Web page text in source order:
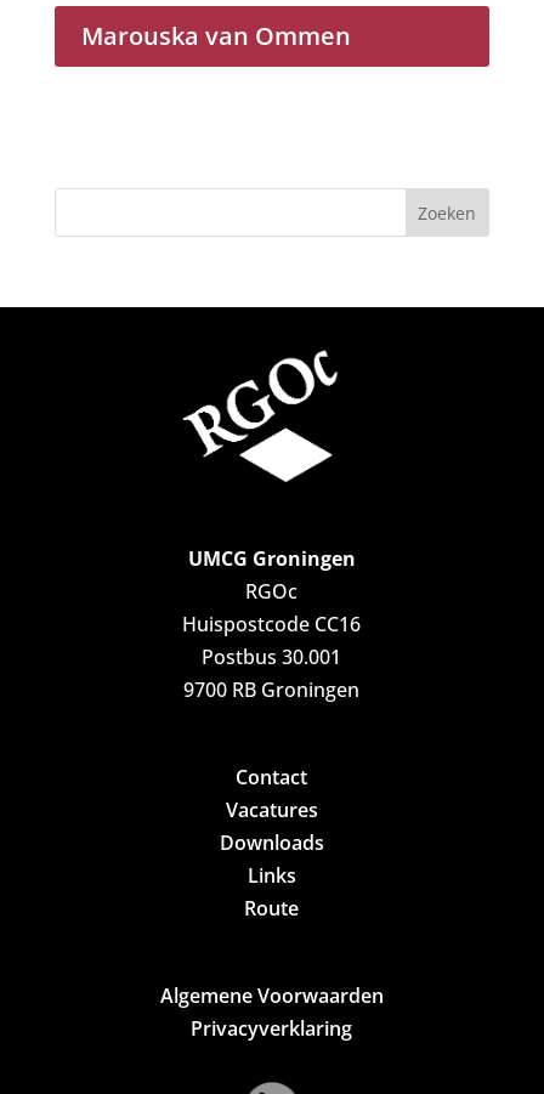
Marouska van Ommen
UMCG Groningen
RGOc
Huispostcode CC16
Postbus 30.001
9700 RB Groningen
Contact
Vacatures
Downloads
Links
Route
Algemene Voorwaarden
Privacyverklaring